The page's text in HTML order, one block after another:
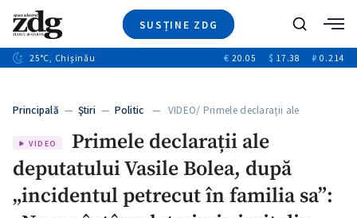
SUSȚINE ZDG
Ştiri
+12
Special
Blog
ZdGust
Caută
25°C, Chișinău € 20.05 $ 17.38 ₽ 0.214
Principală — Ştiri — Politic — VIDEO/ Primele declarații ale
VIDEO
Primele declarații ale
deputatului Vasile Bolea, după
„incidentul petrecut în familia sa”: